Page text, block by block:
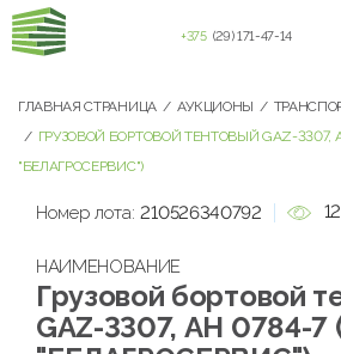
+375 (29) 171-47-14
ГЛАВНАЯ СТРАНИЦА АУКЦИОНЫ
ГРУЗОВОЙ БОРТОВОЙ ТЕНТОВЫЙ GAZ-3307,
"БЕЛАГРОСЕРВИС")
Номер лота: 210526340792
НАИМЕНОВАНИЕ
Грузовой бортовой
GAZ-3307, АН 0784-7